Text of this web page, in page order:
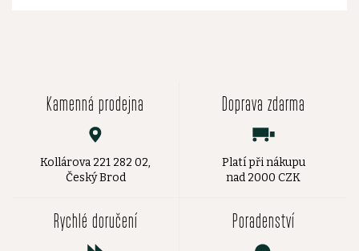
Kamenná prodejna
Kollárova 221 282 02,
Český Brod
Doprava zdarma
Platí při nákupu
nad 2000 CZK
Rychlé doručení Poradenství